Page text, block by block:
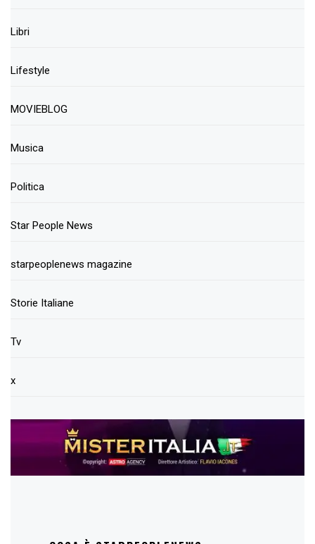
Libri
Lifestyle
MOVIEBLOG
Musica
Politica
Star People News
starpeoplenews magazine
Storie Italiane
Tv
x